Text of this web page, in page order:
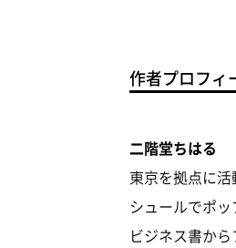
作者プロフィ
二階堂ちはる
東京を拠点に活
シュールでポッ
ビジネス書か